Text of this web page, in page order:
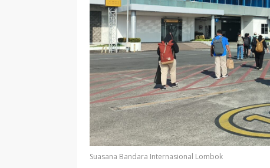
Suasana Bandara Internasional Lombok